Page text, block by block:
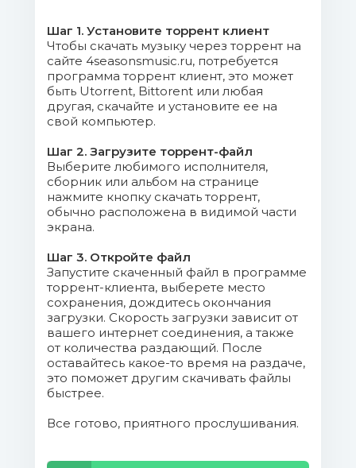
Шаг 1. Установите торрент клиент
Чтобы скачать музыку через торрент на
сайте 4seasonsmusic.ru, потребуется
программа торрент клиент, это может
быть Utorrent, Bittorent или любая
другая, скачайте и установите ее на
свой компьютер.
Шаг 2. Загрузите торрент-файл
Выберите любимого исполнителя,
сборник или альбом на странице
нажмите кнопку скачать торрент,
обычно расположена в видимой части
экрана.
Шаг 3. Откройте файл
Запустите скаченный файл в программе
торрент-клиента, выберете место
сохранения, дождитесь окончания
загрузки. Скорость загрузки зависит от
вашего интернет соединения, а также
от количества раздающий. После
оставайтесь какое-то время на раздаче,
это поможет другим скачивать файлы
быстрее.
Все готово, приятного прослушивания.